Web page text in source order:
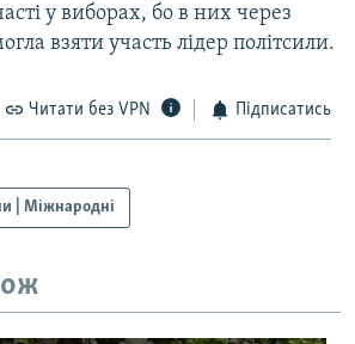
у виборах, бо в них через
взяти участь лідер політсили.
Читати без VPN Підписатись
| Міжнародні